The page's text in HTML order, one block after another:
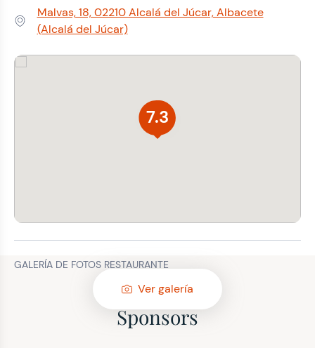
Dirección:
Malvas, 18, 02210 Alcalá del Júcar, Albacete
(Alcalá del Júcar)
7.3
GALERÍA DE FOTOS RESTAURANTE
Ver galería
Sponsors